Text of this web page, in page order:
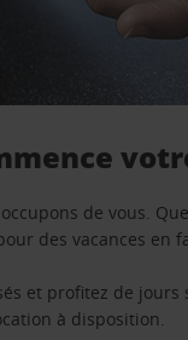
de vous.
des vacances
et profitez de
à disposition.